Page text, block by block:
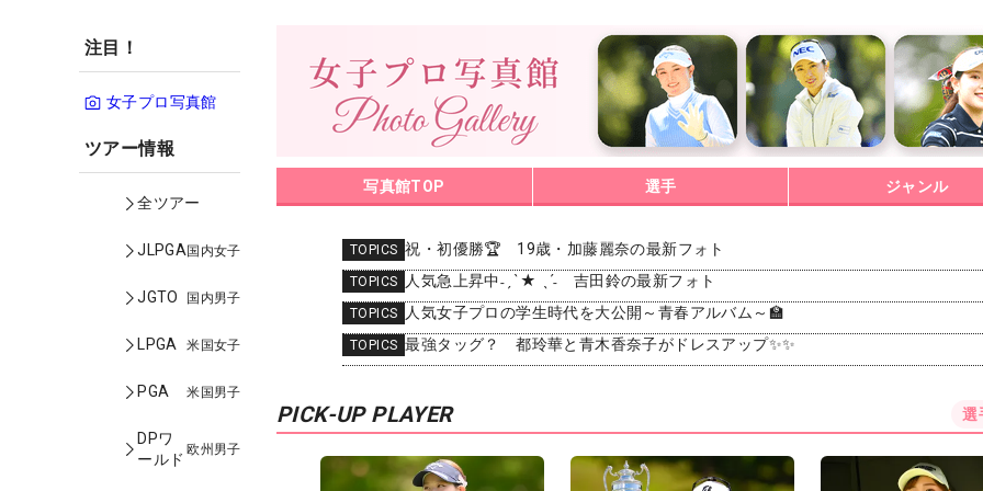
注目！
女子プロ写真館
ツアー情報
全ツアー
JLPGA国内女子
JGTO 国内男子
LPGA 米国女子
PGA 米国男子
DPワ
ールド
欧州男子
写真館TOP 選手 ジャンル
TOPICS 祝・初優勝🏆 19歳・加藤麗奈の最新フォト
TOPICS 人気急上昇中˗ˏˋ ★ ˎˊ˗ 吉田鈴の最新フォト
TOPICS 人気女子プロの学生時代を大公開～青春アルバム～🏫
TOPICS 最強タッグ？ 都玲華と青木香奈子がドレスアップ✨✨
PICK-UP PLAYER 選